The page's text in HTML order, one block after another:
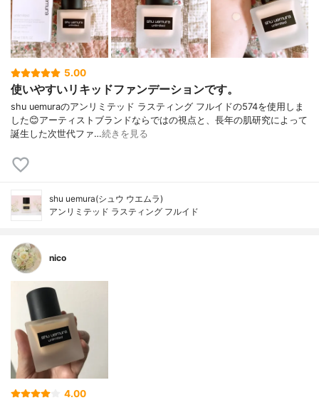
5.00
使いやすいリキッドファンデーションです。
shu uemuraのアンリミテッド ラスティング フルイドの574を使用しま
した😊アーティストブランドならではの視点と、長年の肌研究によって
誕生した次世代ファ…続きを見る
shu uemura(シュウ ウエムラ)
アンリミテッド ラスティング フルイド
nico
4.00